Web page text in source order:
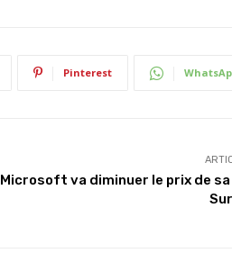
Pinterest
Microsoft va diminuer le prix de